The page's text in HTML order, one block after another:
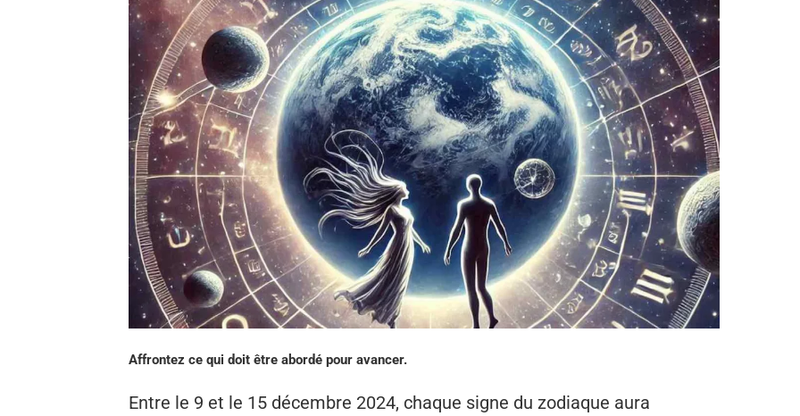
Affrontez ce qui doit être abordé pour avancer.
Entre le 9 et le 15 décembre 2024, chaque signe du zodiaque aura